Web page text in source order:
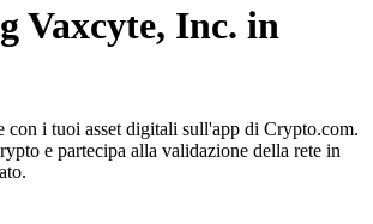
Vaxcyte, Inc. in
con i tuoi asset digitali sull'app di Crypto.com.
e partecipa alla validazione della rete in